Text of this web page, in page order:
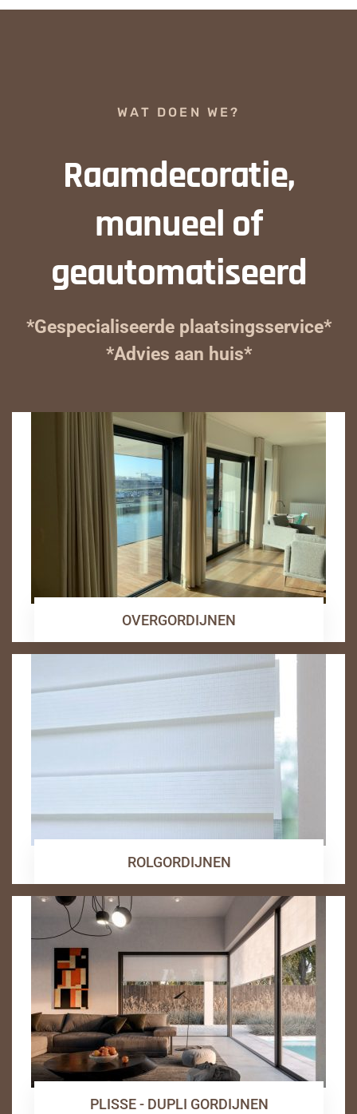
WAT DOEN WE?
Raamdecoratie,
manueel of
geautomatiseerd
*Gespecialiseerde plaatsingsservice*
*Advies aan huis*
OVERGORDIJNEN
ROLGORDIJNEN
PLISSE - DUPLI GORDIJNEN